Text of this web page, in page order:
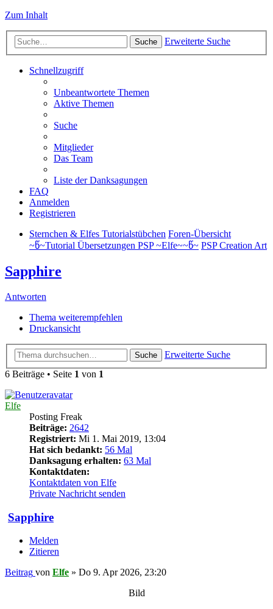
Zum Inhalt
Suche Erweiterte Suche
Schnellzugriff
Unbeantwortete Themen
Aktive Themen
Suche
Mitglieder
Das Team
Liste der Danksagungen
FAQ
Anmelden
Registrieren
Sternchen & Elfes Tutorialstübchen Foren-Übersicht
~წ~Tutorial Übersetzungen PSP ~Elfe~~წ~ PSP Creation Art
Sapphire
Antworten
Thema weiterempfehlen
Druckansicht
Suche
Erweiterte Suche
6 Beiträge • Seite 1 von 1
Elfe
Posting Freak
Beiträge: 2642
Registriert: Mi 1. Mai 2019, 13:04
Hat sich bedankt: 56 Mal
Danksagung erhalten: 63 Mal
Kontaktdaten:
Kontaktdaten von Elfe
Private Nachricht senden
Sapphire
Melden
Zitieren
Beitrag von Elfe » Do 9. Apr 2026, 23:20
Bild